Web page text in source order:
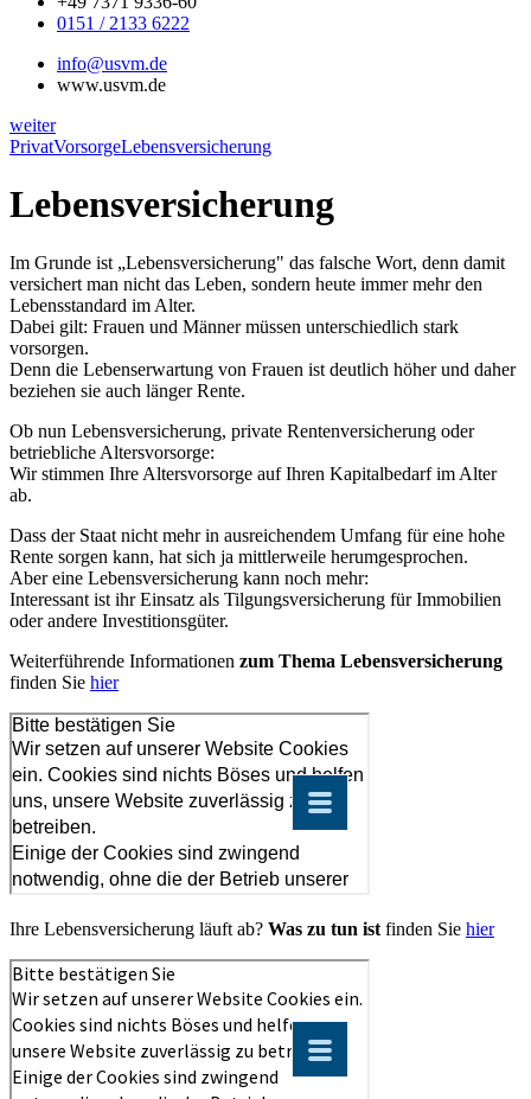
0151 / 2133 6222
info@usvm.de
www.usvm.de
weiter
PrivatVorsorgeLebensversicherung
Lebensversicherung
Im Grunde ist „Lebensversicherung" das falsche Wort, denn damit
versichert man nicht das Leben, sondern heute immer mehr den
Lebensstandard im Alter.
Dabei gilt: Frauen und Männer müssen unterschiedlich stark
vorsorgen.
Denn die Lebenserwartung von Frauen ist deutlich höher und daher
beziehen sie auch länger Rente.
Ob nun Lebensversicherung, private Rentenversicherung oder
betriebliche Altersvorsorge:
Wir stimmen Ihre Altersvorsorge auf Ihren Kapitalbedarf im Alter
ab.
Dass der Staat nicht mehr in ausreichendem Umfang für eine hohe
Rente sorgen kann, hat sich ja mittlerweile herumgesprochen.
Aber eine Lebensversicherung kann noch mehr:
Interessant ist ihr Einsatz als Tilgungsversicherung für Immobilien
oder andere Investitionsgüter.
Weiterführende Informationen zum Thema Lebensversicherung
finden Sie hier
Ihre Lebensversicherung läuft ab? Was zu tun ist finden Sie hier